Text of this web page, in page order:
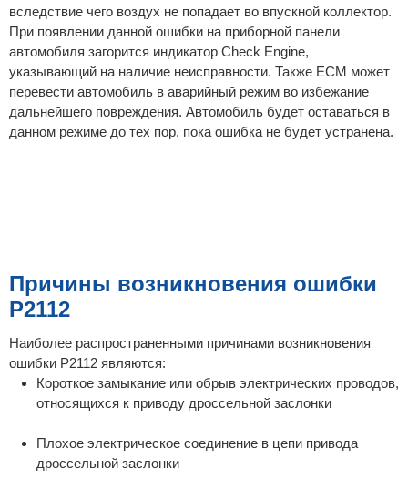
вследствие чего воздух не попадает во впускной коллектор.
При появлении данной ошибки на приборной панели
автомобиля загорится индикатор Check Engine,
указывающий на наличие неисправности. Также ECM может
перевести автомобиль в аварийный режим во избежание
дальнейшего повреждения. Автомобиль будет оставаться в
данном режиме до тех пор, пока ошибка не будет устранена.
Причины возникновения ошибки
P2112
Наиболее распространенными причинами возникновения
ошибки P2112 являются:
Короткое замыкание или обрыв электрических проводов,
относящихся к приводу дроссельной заслонки
Плохое электрическое соединение в цепи привода
дроссельной заслонки